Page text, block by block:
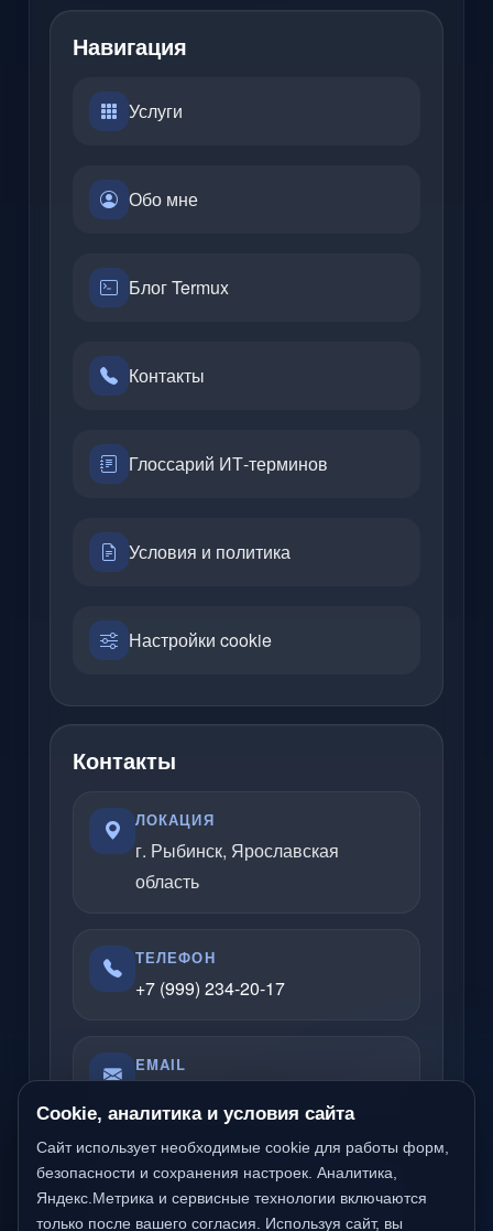
Навигация
Услуги
Обо мне
Блог Termux
Контакты
Глоссарий ИТ-терминов
Условия и политика
Настройки cookie
Контакты
ЛОКАЦИЯ
г. Рыбинск, Ярославская
область
ТЕЛЕФОН
+7 (999) 234-20-17
EMAIL
Отвечаю по вопросам услуг, сайтов,
серверов, облачных решений и
Cookie, аналитика и условия сайта
Сайт использует необходимые cookie для работы форм,
безопасности и сохранения настроек. Аналитика,
Яндекс.Метрика и сервисные технологии включаются
только после вашего согласия. Используя сайт, вы